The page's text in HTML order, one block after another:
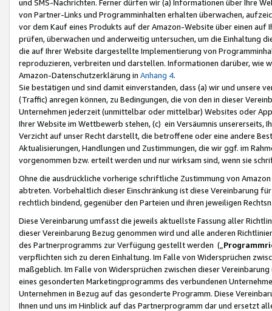
und SMS-Nachrichten. Ferner dürfen wir (a) Informationen über Ihre
von Partner-Links und Programminhalten erhalten überwachen,
vor dem Kauf eines Produkts auf der Amazon-Website über einen
prüfen, überwachen und anderweitig untersuchen, um die Einhaltung
die auf Ihrer Website dargestellte Implementierung von
reproduzieren, verbreiten und darstellen. Informationen darüber, wie
Amazon-Datenschutzerklärung in Anhang 4.
Sie bestätigen und sind damit einverstanden, dass (a) wir und
(Traffic) anregen können, zu Bedingungen, die von den in dieser
Unternehmen jederzeit (unmittelbar oder mittelbar) Websites oder
Ihrer Website im Wettbewerb stehen, (c) ein Versäumnis unsererseits,
Verzicht auf unser Recht darstellt, die betroffene oder eine andere
Aktualisierungen, Handlungen und Zustimmungen, die wir ggf. im
vorgenommen bzw. erteilt werden und nur wirksam sind, wenn sie
Ohne die ausdrückliche vorherige schriftliche Zustimmung von
abtreten. Vorbehaltlich dieser Einschränkung ist diese Vereinbarung
rechtlich bindend, gegenüber den Parteien und ihren jeweiligen
Diese Vereinbarung umfasst die jeweils aktuellste Fassung aller
dieser Vereinbarung Bezug genommen wird und alle anderen
des Partnerprogramms zur Verfügung gestellt werden („
verpflichten sich zu deren Einhaltung. Im Falle von Widersprüchen
maßgeblich. Im Falle von Widersprüchen zwischen dieser
eines gesonderten Marketingprogramms des verbundenen
Unternehmen in Bezug auf das gesonderte Programm. Diese
Ihnen und uns im Hinblick auf das Partnerprogramm dar und ersetzt